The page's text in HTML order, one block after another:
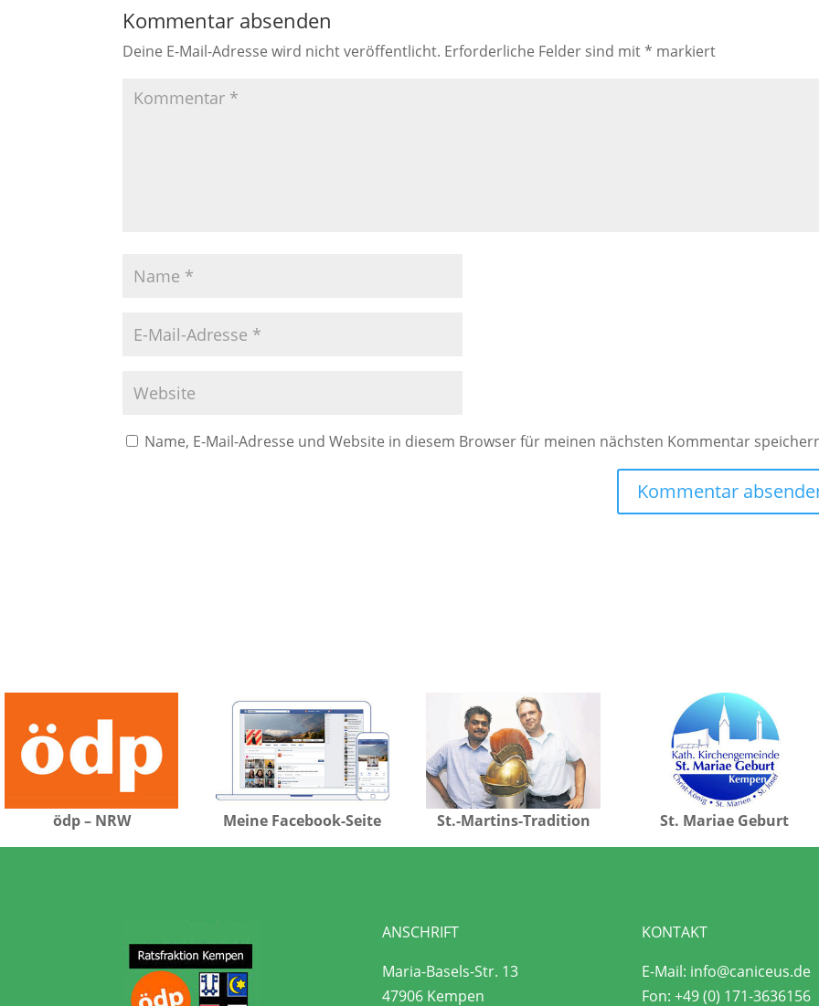
Kommentar absenden
Deine E-Mail-Adresse wird nicht veröffentlicht. Erforderliche Felder sind mit* markiert
Name, E-Mail-Adresse und Website in diesem Browser für meinen nächsten Kommentar
ödp – NRW Meine Facebook-Seite St.-Martins-Tradition St. Mariae Geburt
ANSCHRIFT
Maria-Basels-Str. 13
47906 Kempen
KONTAKT
E-Mail: info@caniceus.de
Fon: +49 (0) 171-3636156